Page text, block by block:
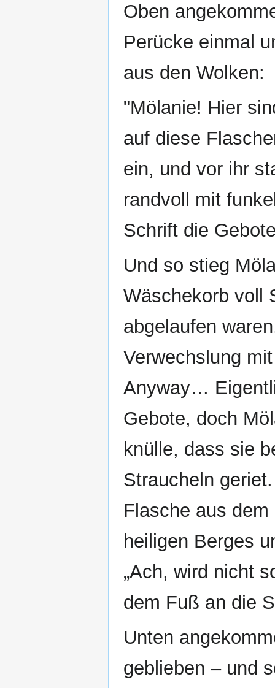
Oben
Perücke einmal
aus den Wolken:
"Mölanie! Hier
auf diese
ein, und vor ihr
randvoll mit
Schrift die
Und so stieg
Wäschekorb voll
abgelaufen
Verwechslung
Anyway…
Gebote, doch
knülle, dass sie
Straucheln
Flasche aus
heiligen Berges
„Ach, wird nicht
dem Fuß an die
Unten
geblieben – und